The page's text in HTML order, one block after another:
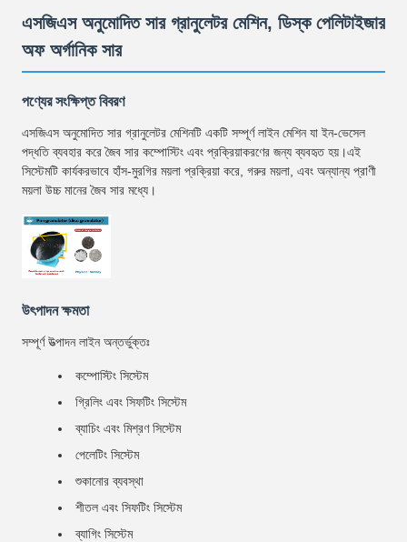
এসজিএস অনুমোদিত সার গ্রানুলেটর মেশিন, ডিস্ক পেলিটাইজার
অফ অর্গানিক সার
পণ্যের সংক্ষিপ্ত বিবরণ
এসজিএস অনুমোদিত সার গ্রানুলেটর মেশিনটি একটি সম্পূর্ণ লাইন মেশিন যা ইন-ভেসেল
পদ্ধতি ব্যবহার করে জৈব সার কম্পোস্টিং এবং প্রক্রিয়াকরণের জন্য ব্যবহৃত হয়।এই
সিস্টেমটি কার্যকরভাবে হাঁস-মুরগির ময়লা প্রক্রিয়া করে, গরুর ময়লা, এবং অন্যান্য প্রাণী
ময়লা উচ্চ মানের জৈব সার মধ্যে।
উৎপাদন ক্ষমতা
সম্পূর্ণ উত্পাদন লাইন অন্তর্ভুক্তঃ
কম্পোস্টিং সিস্টেম
গ্রিলিং এবং সিফটিং সিস্টেম
ব্যাচিং এবং মিশ্রণ সিস্টেম
পেলেটিং সিস্টেম
শুকানোর ব্যবস্থা
শীতল এবং সিফটিং সিস্টেম
ব্যাগিং সিস্টেম